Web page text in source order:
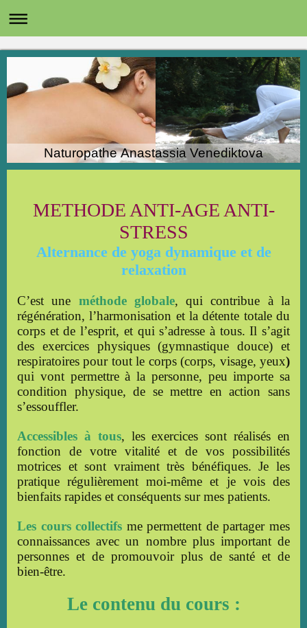
Naturopathe Anastassia Venediktova
METHODE ANTI-AGE ANTI-
STRESS
Alternance de yoga dynamique et de
relaxation
C’est une méthode globale, qui contribue à la
régénération, l’harmonisation et la détente totale du
corps et de l’esprit, et qui s’adresse à tous. Il s’agit
des exercices physiques (gymnastique douce) et
respiratoires pour tout le corps (corps, visage, yeux)
qui vont permettre à la personne, peu importe sa
condition physique, de se mettre en action sans
s’essouffler.
Accessibles à tous, les exercices sont réalisés en
fonction de votre vitalité et de vos possibilités
motrices et sont vraiment très bénéfiques. Je les
pratique régulièrement moi-même et je vois des
bienfaits rapides et conséquents sur mes patients.
Les cours collectifs me permettent de partager mes
connaissances avec un nombre plus important de
personnes et de promouvoir plus de santé et de
bien-être.
Le contenu du cours :